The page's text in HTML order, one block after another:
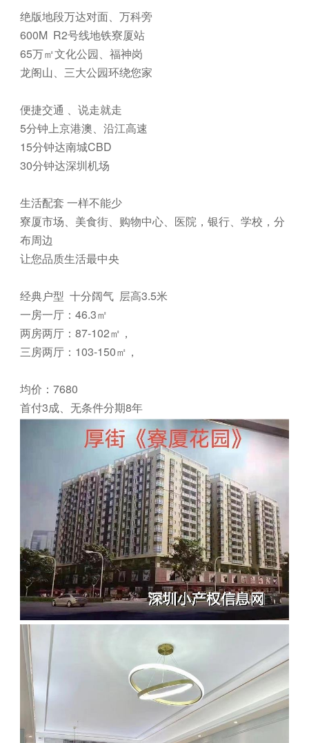
绝版地段万达对面、万科旁
600M R2号线地铁寮厦站
65万㎡文化公园、福神岗
龙阁山、三大公园环绕您家
便捷交通 、说走就走
5分钟上京港澳、沿江高速
15分钟达南城CBD
30分钟达深圳机场
生活配套 一样不能少
寮厦市场、美食街、购物中心、医院，银行、学校，分
布周边
让您品质生活最中央
经典户型 十分阔气 层高3.5米
一房一厅：46.3㎡
两房两厅：87-102㎡，
三房两厅：103-150㎡，
均价：7680
首付3成、无条件分期8年